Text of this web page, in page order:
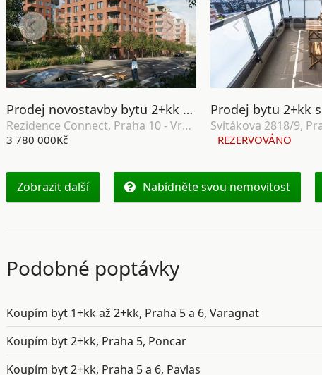
Prodej novostavby bytu 2+kk se zahradou, terasou, lodžií, sklepem a garážovým stáním, DV, 64 m2, Praha 10 - Vršovice
Rezidence Connect, Praha 10 - Vršovice
3 780 000Kč REZERVOVÁNO
Zobrazit další Nabídněte svou nemovitost
Podobné poptávky
Koupím byt 1+kk až 2+kk, Praha 5 a 6, Varagnat
Koupím byt 2+kk, Praha 5, Poncar
Koupím byt 2+kk, Praha 5 a 6, Pavlas